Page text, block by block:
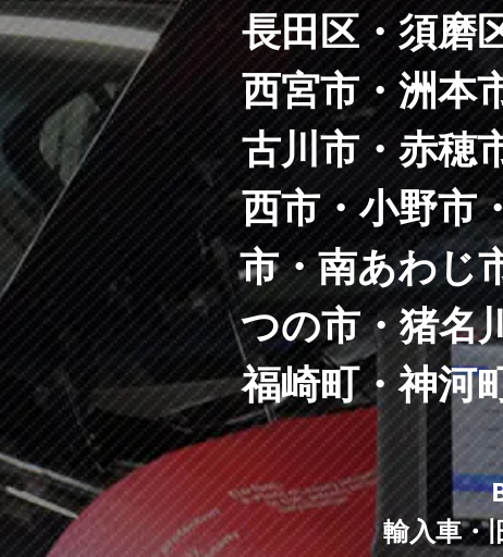
長田区・須磨
西宮市・洲本
古川市・赤穂
西市・小野市
市・南あわじ
つの市・猪名
福崎町・神河
輸入車・